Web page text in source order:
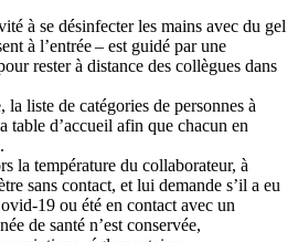
à se désinfecter les mains avec du gel
à l’entrée – est guidé par une
rester à distance des collègues dans
liste de catégories de personnes à
table d’accueil afin que chacun en
la température du collaborateur, à
sans contact, et lui demande s’il a eu
19 ou été en contact avec un
de santé n’est conservée,